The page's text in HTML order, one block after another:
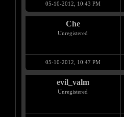
05-10-2012, 10:43 PM
Che
Unregistered
05-10-2012, 10:47 PM
evil_valm
Unregistered